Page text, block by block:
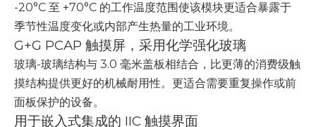
-20°C 至 +70°C 的工作温度范围使该模块更适合暴露于
季节性温度变化或内部产生热量的工业环境。
G+G PCAP 触摸屏，采用化学强化玻璃
玻璃-玻璃结构与 3.0 毫米盖板相结合，比更薄的消费级触
摸结构提供更好的机械耐用性。更适合需要重复操作或前
面板保护的设备。
用于嵌入式集成的 IIC 触摸界面